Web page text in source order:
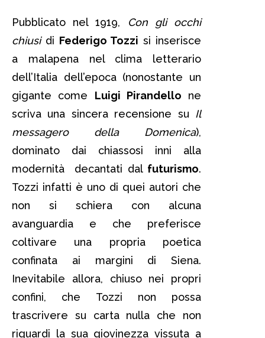
Pubblicato nel 1919,
Con gli occhi
chiusidi Federigo Tozzi si inserisce
a malapena nel clima letterario
dell’Italia dell’epoca (nonostante un
gigante come Luigi Pirandello ne
scriva una sincera recensione su Il
messagero della Domenica),
dominato dai chiassosi inni alla
modernità decantati dal futurismo.
Tozzi infatti è uno di quei autori che
non si schiera con alcuna
avanguardia e che preferisce
coltivare una propria poetica
confinata ai margini di Siena.
Inevitabile allora, chiuso nei propri
confini, che Tozzi non possa
trascrivere su carta nulla che non
riguardi la sua giovinezza vissuta a